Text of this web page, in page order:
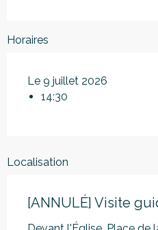
Horaires
Le 9 juillet 2026
14:30
Localisation
[ANNULÉ] Visite